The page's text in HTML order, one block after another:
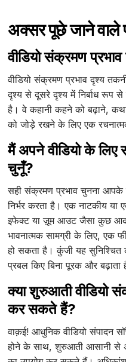
अक्सर पूछे जाने वाले
वीडियो संक्रमण प्रभाव
वीडियो संक्रमण प्रभाव दृश्य
दृश्य से दूसरे दृश्य में निर्बाध रूप से
है। वे कहानी कहने को बढ़ाने,
को जोड़े रखने के लिए एक
मैं अपने वीडियो के लिए
चुनूँ?
सही संक्रमण प्रभाव चुनना
निर्भर करता है। एक नाटकीय
इफेक्ट या ज़ूम आउट जैसा कुछ
भावनात्मक सामग्री के लिए, एक
हो सकता है। कुंजी यह
प्रबल किए बिना पूरक और बढ़ाता
क्या शुरुआती वीडियो
कर सकते हैं?
वाक़ई! आधुनिक वीडियो संपादन
होने के साथ, शुरुआती आसानी से